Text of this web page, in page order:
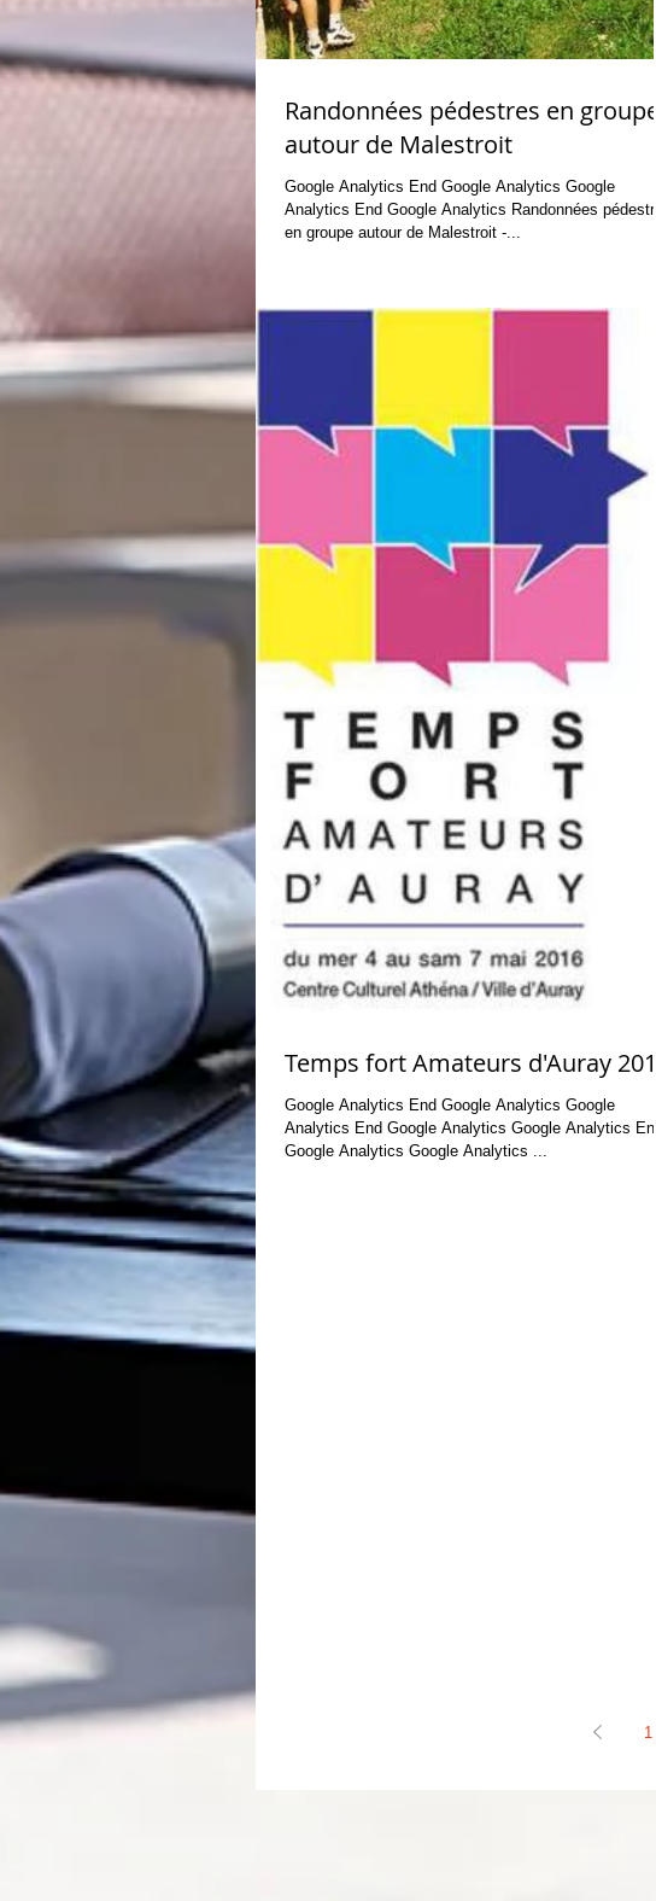
Randonnées pédestres en groupe
autour de Malestroit
Google Analytics End Google Analytics Google
Analytics End Google Analytics Randonnées pédestres
en groupe autour de Malestroit -...
Temps fort Amateurs d'Auray 2016
Google Analytics End Google Analytics Google
Analytics End Google Analytics Google Analytics End
Google Analytics Google Analytics ...
1